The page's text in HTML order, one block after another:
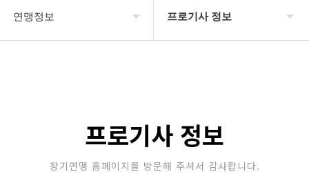
연맹정보 프로기사 정보
자료실
프로기사 정보
장기연맹 홈페이지를 방문해 주셔서 감사합니다.